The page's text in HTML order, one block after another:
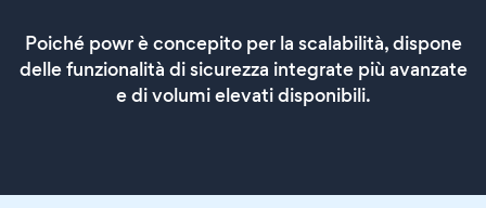
Poiché powr è concepito per la scalabilità, dispone
delle funzionalità di sicurezza integrate più avanzate
e di volumi elevati disponibili.